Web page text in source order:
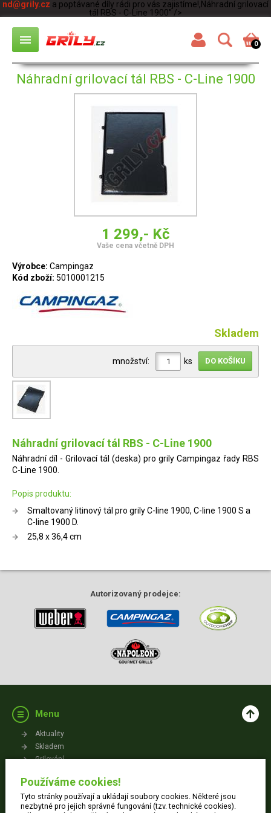
nd@grily.cz a poptávané díly rádi pro vás zajistíme!,Náhradní grilovací
tál RBS - C-Line 1900" />
0
menu
Náhradní grilovací tál RBS - C-Line 1900
1 299,- Kč
Vaše cena včetně DPH
Výrobce: Campingaz
Kód zboží: 5010001215
Skladem
množství: ks
Náhradní grilovací tál RBS - C-Line 1900
Náhradní díl - Grilovací tál (deska) pro grily Campingaz řady RBS
C-Line 1900.
Popis produktu:
Smaltovaný litinový tál pro grily C-line 1900, C-line 1900 S a
C-line 1900 D.
25,8 x 36,4 cm
Autorizovaný prodejce:
Menu
Aktuality
Skladem
Grilování
Kontakt
Vše o nákupu
Používáme cookies!
Tyto stránky používají a ukládají soubory cookies. Některé jsou
nezbytné pro jejich správné fungování (tzv. technické cookies).